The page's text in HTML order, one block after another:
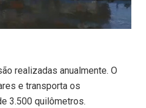
realizadas anualmente. O
e transporta os
3.500 quilômetros.